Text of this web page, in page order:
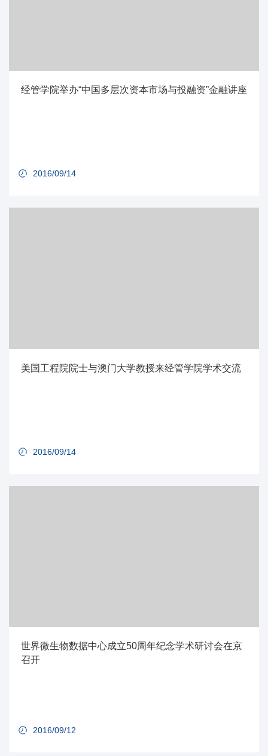
经管学院举办“中国多层次资本市场与投融资”金融讲座
2016/09/14
美国工程院院士与澳门大学教授来经管学院学术交流
2016/09/14
世界微生物数据中心成立50周年纪念学术研讨会在京
召开
2016/09/12